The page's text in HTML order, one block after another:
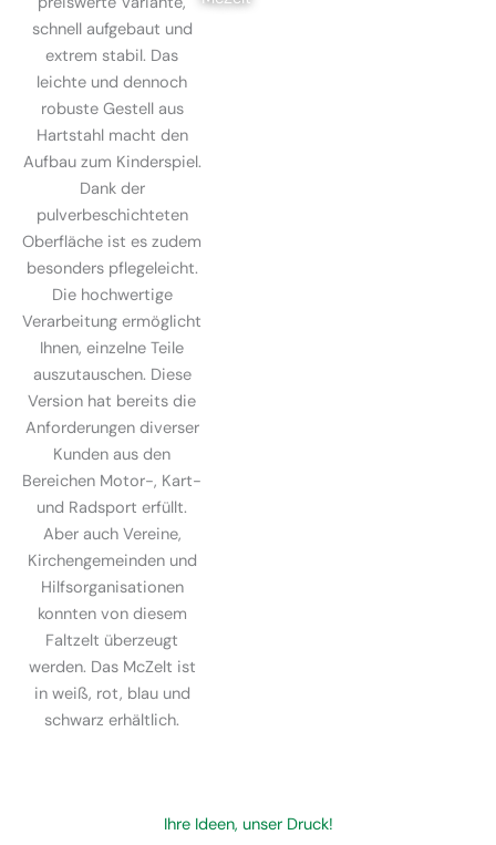
schnell aufgebaut und
extrem stabil. Das
leichte und dennoch
robuste Gestell aus
Hartstahl macht den
Aufbau zum Kinderspiel.
Dank der
pulverbeschichteten
Oberfläche ist es zudem
besonders pflegeleicht.
Die hochwertige
Verarbeitung ermöglicht
Ihnen, einzelne Teile
auszutauschen. Diese
Version hat bereits die
Anforderungen diverser
Kunden aus den
Bereichen Motor-, Kart-
und Radsport erfüllt.
Aber auch Vereine,
Kirchengemeinden und
Hilfsorganisationen
konnten von diesem
Faltzelt überzeugt
werden. Das McZelt ist
in weiß, rot, blau und
schwarz erhältlich.
Ihre Ideen, unser Druck!